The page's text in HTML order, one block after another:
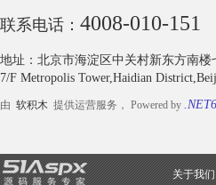
联系电话： 4008-010-151
地址：北京市海淀区中关村新东方南楼
7/F Metropolis Tower,Haidian
由 软积木 提供运营服务， Powered by
关于我们